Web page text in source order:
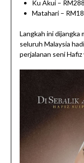
Ku Akui –
Matahari –
Langkah ini dijangka
seluruh Malaysia
perjalanan seni